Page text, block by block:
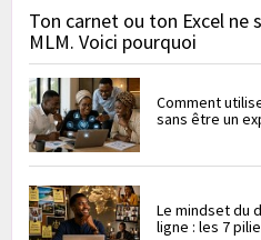
Ton carnet ou ton Excel ne
MLM. Voici pourquoi
Comment
sans être un
Le mindset du
ligne : les 7